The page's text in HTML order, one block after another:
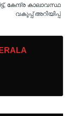
കേന്ദ്ര കാലാവസ്ഥ
വകുപ്പ് അറിയിപ്പ്